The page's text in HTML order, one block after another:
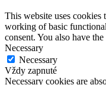
This website uses cookies
working of basic
consent. You also have
Necessary
Necessary
Vždy zapnuté
Necessary cookies are